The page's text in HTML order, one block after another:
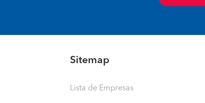
Sitemap
Lista de Empresas